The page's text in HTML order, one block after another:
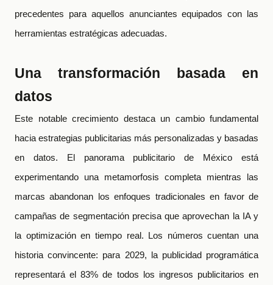
precedentes para aquellos anunciantes equipados con las
herramientas estratégicas adecuadas.
Una transformación basada en
datos
Este notable crecimiento destaca un cambio fundamental
hacia estrategias publicitarias más personalizadas y basadas
en datos. El panorama publicitario de México está
experimentando una metamorfosis completa mientras las
marcas abandonan los enfoques tradicionales en favor de
campañas de segmentación precisa que aprovechan la IA y
la optimización en tiempo real. Los números cuentan una
historia convincente: para 2029, la publicidad programática
representará el 83% de todos los ingresos publicitarios en